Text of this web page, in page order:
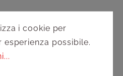
i cookie per
possibile.